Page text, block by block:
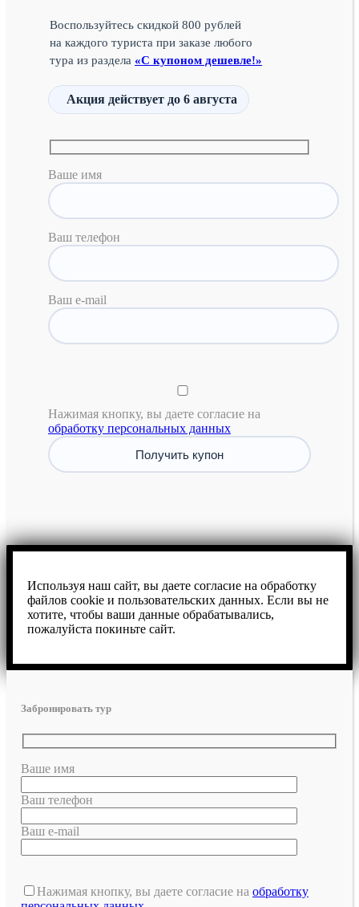
Воспользуйтесь скидкой 800 рублей
на каждого туриста при заказе любого
тура из раздела «С купоном дешевле!»
Акция действует до 6 августа
Ваше имя
Ваш телефон
Ваш e-mail
Нажимая кнопку, вы даете согласие на
обработку персональных данных
Используя наш сайт, вы даете согласие на обработку
файлов cookie и пользовательских данных. Если вы не
хотите, чтобы ваши данные обрабатывались,
пожалуйста покиньте сайт.
Забронировать тур
Ваше имя
Ваш телефон
Ваш e-mail
Нажимая кнопку, вы даете согласие на обработку